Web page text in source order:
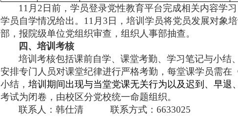
11 月2日前，学员登录党性教育平台完成相关内容学
学员自学情况给出。11月3日，培训学员将党员发展对象
部， 报院级单位党组织审查，组织人事部抽查。
四、培训考核
培训考核包括课前自学、课堂考勤、学习笔记与小结
安排专门人员对课堂纪律进行严格考勤，每堂课学员需在
小结， 培训期间出现与当堂党课无关行为以及迟到、早退
考试为闭卷，由校区分党校统一命题组织。
联系人：韩仕清 联系方式：6633025